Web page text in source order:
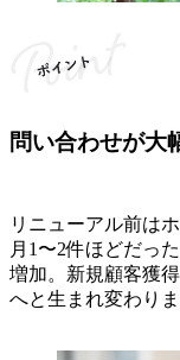
問い合わせが大
リニューアル前は
月1〜2件ほどだっ
増加。新規顧客獲
へと生まれ変わりま